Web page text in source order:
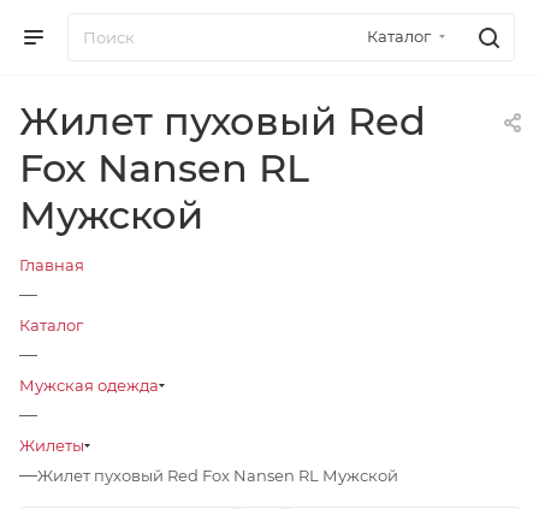
Каталог
Жилет пуховый Red
Fox Nansen RL
Мужской
Главная
—
Каталог
—
Мужская одежда
—
Жилеты
—Жилет пуховый Red Fox Nansen RL Мужской